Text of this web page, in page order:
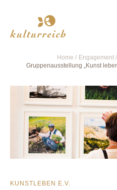
Home Engagement
Gruppenausstellung „Kunst
KUNSTLEBEN E.V.